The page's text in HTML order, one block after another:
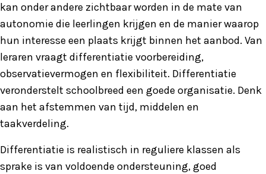
kan onder andere zichtbaar worden in de mate van
autonomie die leerlingen krijgen en de manier waarop
hun interesse een plaats krijgt binnen het aanbod. Van
leraren vraagt differentiatie voorbereiding,
observatievermogen en flexibiliteit. Differentiatie
veronderstelt schoolbreed een goede organisatie. Denk
aan het afstemmen van tijd, middelen en
taakverdeling.
Differentiatie is realistisch in reguliere klassen als
sprake is van voldoende ondersteuning, goed